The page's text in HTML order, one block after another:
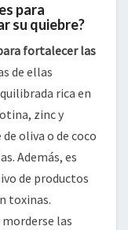
para
su quiebre?
fortalecer las
de ellas
rica en
zinc y
oliva o de coco
Además, es
de productos
toxinas.
las